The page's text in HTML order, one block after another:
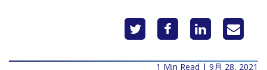
1 Min Read | 9月 28, 2021